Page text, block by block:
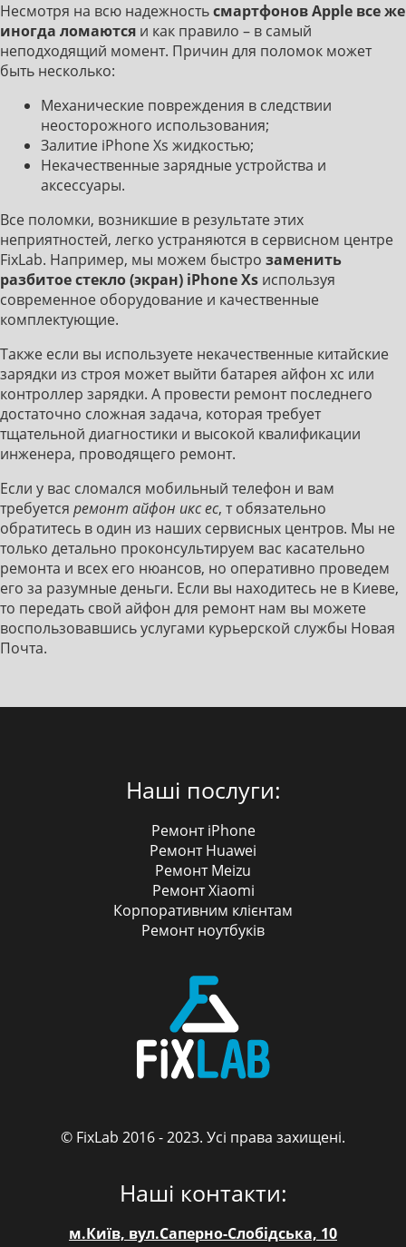
Несмотря на всю надежностьсмартфонов Apple все же
иногда ломаются и как правило – в самый
неподходящий момент. Причин для поломок может
быть несколько:
Механические повреждения в следствии
неосторожного использования;
Залитие iPhone Xs жидкостью;
Некачественные зарядные устройства и
аксессуары.
Все поломки, возникшие в результате этих
неприятностей, легко устраняются в сервисном центре
FixLab. Например, мы можем быстро заменить
разбитое стекло (экран) iPhone Xs используя
современное оборудование и качественные
комплектующие.
Также если вы используете некачественные китайские
зарядки из строя может выйти батарея айфон хс или
контроллер зарядки. А провести ремонт последнего
достаточно сложная задача, которая требует
тщательной диагностики и высокой квалификации
инженера, проводящего ремонт.
Если у вас сломался мобильный телефон и вам
требуется ремонт айфон икс ес, т обязательно
обратитесь в один из наших сервисных центров. Мы не
только детально проконсультируем вас касательно
ремонта и всех его нюансов, но оперативно проведем
его за разумные деньги. Если вы находитесь не в Киеве,
то передать свой айфон для ремонт нам вы можете
воспользовавшись услугами курьерской службы Новая
Почта.
Наші послуги:
Ремонт iPhone
Ремонт Huawei
Ремонт Meizu
Ремонт Xiaomi
Корпоративним клієнтам
Ремонт ноутбуків
FixLab
© FixLab 2016 - 2023. Усі права захищені.
Наші контакти:
м.Київ, вул.Саперно-Слобідська, 10